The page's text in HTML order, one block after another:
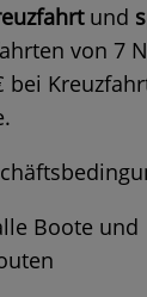
und
von 7
bei
Boote und